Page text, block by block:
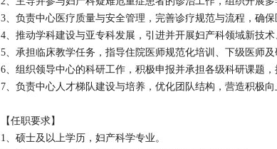
3、负责中心医疗质量与安全管理，完善诊疗规范与流程，确保
4、推动学科建设与亚专科发展，引进并开展妇产科领域新技术
5、承担临床教学任务，指导住院医师规范化培训、下级医师
6、组织领导中心的科研工作，积极申报并承担各级科研课题，
7、负责中心人才梯队建设与培养，优化团队结构，营造积极向
【任职要求】
1、硕士及以上学历，妇产科学专业。